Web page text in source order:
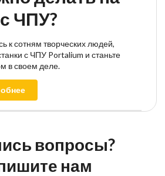
ЧПУ?
к сотням творческих людей,
с ЧПУ Portalium и станьте
в своем деле.
вопросы?
нам